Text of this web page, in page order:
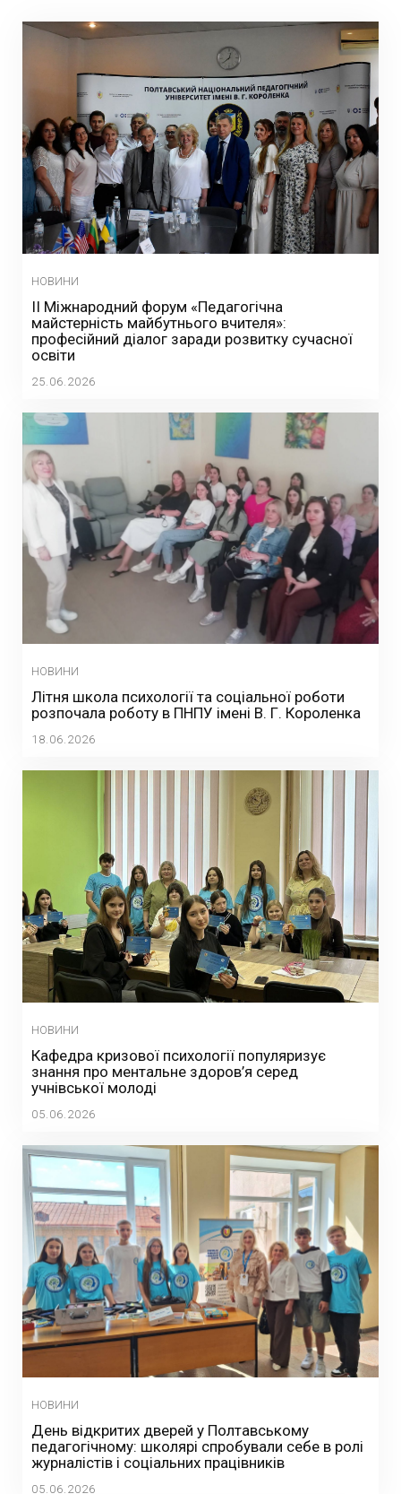
НОВИНИ
ІІ Міжнародний форум «Педагогічна
майстерність майбутнього вчителя»:
професійний діалог заради розвитку сучасної
освіти
25.06.2026
НОВИНИ
Літня школа психології та соціальної роботи
розпочала роботу в ПНПУ імені В. Г. Короленка
18.06.2026
НОВИНИ
Кафедра кризової психології популяризує
знання про ментальне здоров’я серед
учнівської молоді
05.06.2026
НОВИНИ
День відкритих дверей у Полтавському
педагогічному: школярі спробували себе в ролі
журналістів і соціальних працівників
05.06.2026